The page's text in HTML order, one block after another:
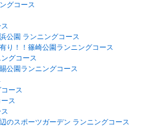
グコース
公園 ランニングコース
り！！篠崎公園ランニングコース
グコース
公園ランニングコース
ース
ス
のスポーツガーデン ランニングコース